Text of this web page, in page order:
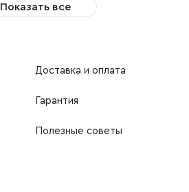
Показать все
Доставка и оплата
Гарантия
Полезные советы